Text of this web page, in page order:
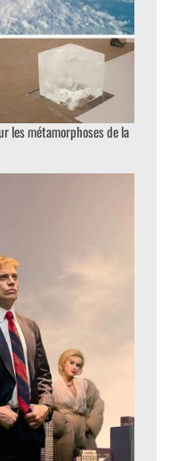
les métamorphoses de la